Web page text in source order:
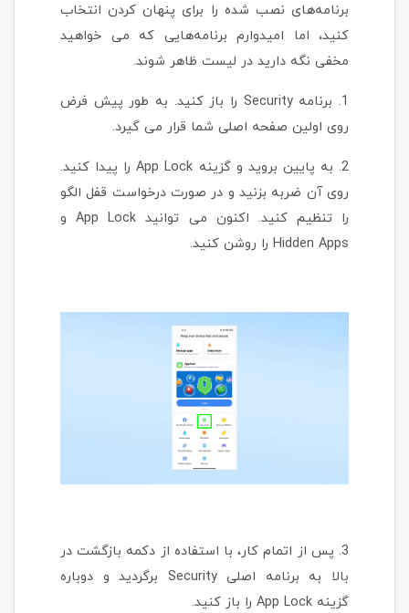
برنامه‌های نصب شده را برای پنهان کردن انتخاب
کنید، اما امیدوارم برنامه‌هایی که می خواهید
مخفی نگه دارید در لیست ظاهر شوند.
1. برنامه Security را باز کنید. به طور پیش فرض
روی اولین صفحه اصلی شما قرار می گیرد.
2. به پایین بروید و گزینه App Lock را پیدا کنید.
روی آن ضربه بزنید و در صورت درخواست قفل الگو
را تنظیم کنید. اکنون می توانید App Lock و
Hidden Apps را روشن کنید.
3. پس از اتمام کار، با استفاده از دکمه بازگشت در
بالا به برنامه اصلی Security برگردید و دوباره
گزینه App Lock را باز کنید.